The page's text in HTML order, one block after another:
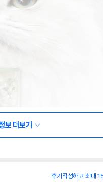
보 더보기
후기작성하고 최대